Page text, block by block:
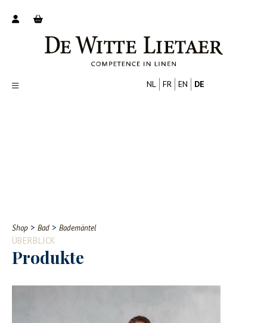
Contact
NL FR EN DE
Shop > Bad > Bademäntel
ÜBERBLICK
Produkte